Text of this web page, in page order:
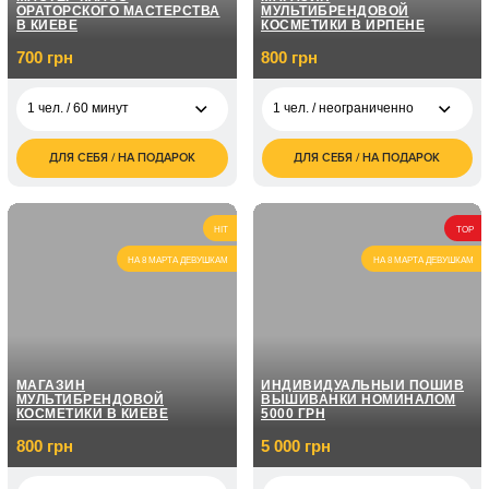
ОРАТОРСКОГО МАСТЕРСТВА
В КИЕВЕ
700 грн
1 чел. / 60 минут
грн
занятий по 1 часу
5 050
грн
ДЛЯ СЕБЯ / НА ПОДАРОК
МУЛЬТИБРЕНДОВОЙ
КОСМЕТИКИ В ИРПЕНЕ
800 грн
1 чел. / неограниченно
1 чел. /
неограниченно
грн
1 200
грн
1 600
ДЛЯ СЕБЯ / НА ПОДАРОК
HIT
НА 8 МАРТА ДЕВУШКАМ
МАГАЗИН
МУЛЬТИБРЕНДОВОЙ
КОСМЕТИКИ В КИЕВЕ
800 грн
TOP
НА 8 МАРТА ДЕВУШКАМ
ИНДИВИДУАЛЬНЫЙ ПОШИВ
ВЫШИВАНКИ НОМИНАЛОМ
5000 ГРН
5 000 грн